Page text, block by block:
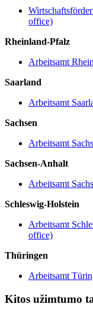
office)
Rheinland-Pfalz
Arbeitsamt
Saarland
Arbeitsamt
Sachsen
Arbeitsamt
Sachsen-Anhalt
Arbeitsamt
Schleswig-Holstein
Arbeitsamt
office)
Thüringen
Arbeitsamt
Kitos užimtumo